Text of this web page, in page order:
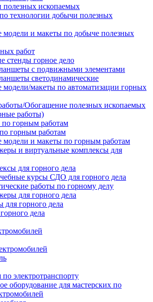
полезных ископаемых
технологии добычи полезных
и макеты по добыче полезных
работ
стенды горное дело
с подвижными элементами
светодинамические
макеты по автоматизации горных
Обогащение полезных ископаемых
работы)
горным работам
горным работам
модели и макеты по горным работам
и виртуальные комплексы для
для горного дела
курсы СДО для горного дела
работы по горному делу
для горного дела
горного дела
дела
электротранспорту
оборудование для мастерских по